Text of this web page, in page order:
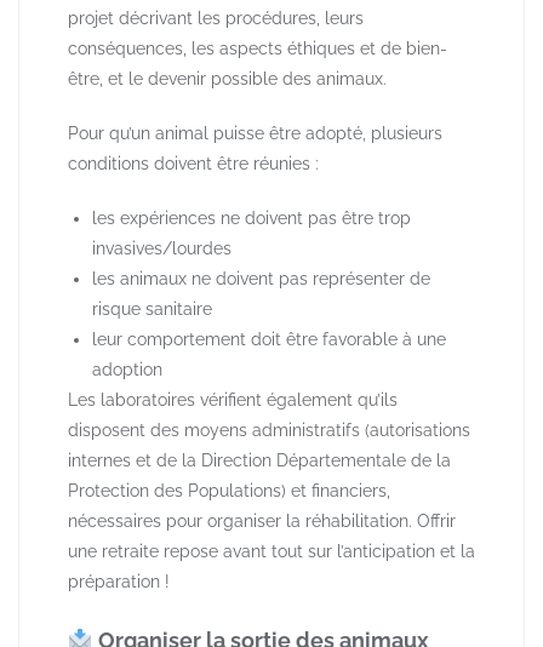
projet décrivant les procédures, leurs
conséquences, les aspects éthiques et de bien-
être, et le devenir possible des animaux.
Pour qu’un animal puisse être adopté, plusieurs
conditions doivent être réunies :
les expériences ne doivent pas être trop
invasives/lourdes
les animaux ne doivent pas représenter de
risque sanitaire
leur comportement doit être favorable à une
adoption
Les laboratoires vérifient également qu’ils
disposent des moyens administratifs (autorisations
internes et de la Direction Départementale de la
Protection des Populations) et financiers,
nécessaires pour organiser la réhabilitation. Offrir
une retraite repose avant tout sur l’anticipation et la
préparation !
​ Organiser la sortie des animaux